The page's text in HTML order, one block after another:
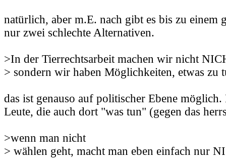
natürlich, aber m.E. nach gibt es bis zu einem
nur zwei schlechte Alternativen.
>In der Tierrechtsarbeit machen wir nicht
> sondern wir haben Möglichkeiten, etwas zu
das ist genauso auf politischer Ebene
Leute, die auch dort "was tun" (gegen das
>wenn man nicht
> wählen geht, macht man eben einfach nur